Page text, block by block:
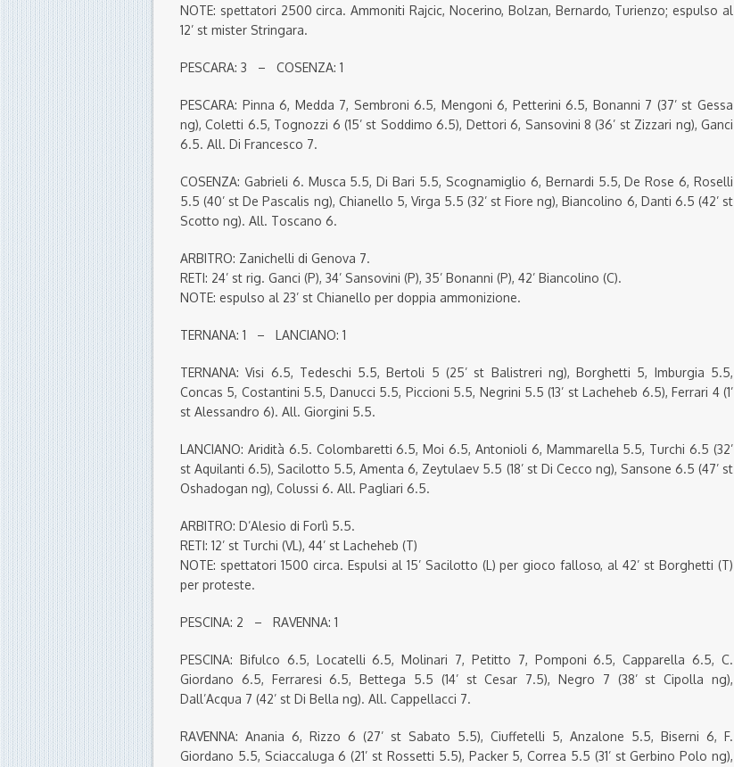
NOTE: spettatori 2500 circa. Ammoniti Rajcic, Nocerino, Bolzan, Bernardo, Turienzo; espulso al
12’ st mister Stringara.
PESCARA: 3 – COSENZA: 1
PESCARA: Pinna 6, Medda 7, Sembroni 6.5, Mengoni 6, Petterini 6.5, Bonanni 7 (37’ st Gessa
ng), Coletti 6.5, Tognozzi 6 (15’ st Soddimo 6.5), Dettori 6, Sansovini 8 (36’ st Zizzari ng), Ganci
6.5. All. Di Francesco 7.
COSENZA: Gabrieli 6. Musca 5.5, Di Bari 5.5, Scognamiglio 6, Bernardi 5.5, De Rose 6, Roselli
5.5 (40’ st De Pascalis ng), Chianello 5, Virga 5.5 (32’ st Fiore ng), Biancolino 6, Danti 6.5 (42’ st
Scotto ng). All. Toscano 6.
ARBITRO: Zanichelli di Genova 7.
RETI: 24’ st rig. Ganci (P), 34’ Sansovini (P), 35’ Bonanni (P), 42’ Biancolino (C).
NOTE: espulso al 23’ st Chianello per doppia ammonizione.
TERNANA: 1 – LANCIANO: 1
TERNANA: Visi 6.5, Tedeschi 5.5, Bertoli 5 (25’ st Balistreri ng), Borghetti 5, Imburgia 5.5,
Concas 5, Costantini 5.5, Danucci 5.5, Piccioni 5.5, Negrini 5.5 (13’ st Lacheheb 6.5), Ferrari 4 (1’
st Alessandro 6). All. Giorgini 5.5.
LANCIANO: Aridità 6.5. Colombaretti 6.5, Moi 6.5, Antonioli 6, Mammarella 5.5, Turchi 6.5 (32’
st Aquilanti 6.5), Sacilotto 5.5, Amenta 6, Zeytulaev 5.5 (18’ st Di Cecco ng), Sansone 6.5 (47’ st
Oshadogan ng), Colussi 6. All. Pagliari 6.5.
ARBITRO: D’Alesio di Forlì 5.5.
RETI: 12’ st Turchi (VL), 44’ st Lacheheb (T)
NOTE: spettatori 1500 circa. Espulsi al 15’ Sacilotto (L) per gioco falloso, al 42’ st Borghetti (T)
per proteste.
PESCINA: 2 – RAVENNA: 1
PESCINA: Bifulco 6.5, Locatelli 6.5, Molinari 7, Petitto 7, Pomponi 6.5, Capparella 6.5, C.
Giordano 6.5, Ferraresi 6.5, Bettega 5.5 (14’ st Cesar 7.5), Negro 7 (38’ st Cipolla ng),
Dall’Acqua 7 (42’ st Di Bella ng). All. Cappellacci 7.
RAVENNA: Anania 6, Rizzo 6 (27’ st Sabato 5.5), Ciuffetelli 5, Anzalone 5.5, Biserni 6, F.
Giordano 5.5, Sciaccaluga 6 (21’ st Rossetti 5.5), Packer 5, Correa 5.5 (31’ st Gerbino Polo ng),